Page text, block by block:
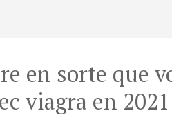
en sorte que
viagra en 2021